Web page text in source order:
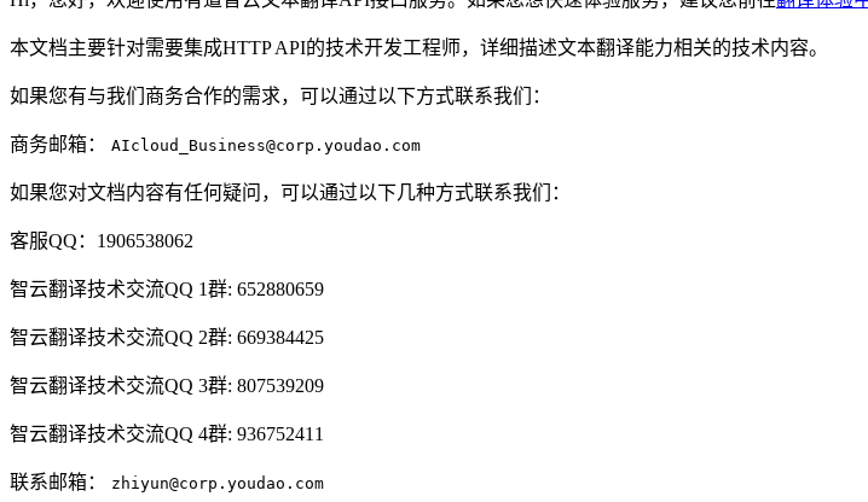
本文档主要针对需要集成HTTP API的技术开发工程师，详细描述文本翻译能力相关的技术内容。
如果您有与我们商务合作的需求，可以通过以下方式联系我们：
商务邮箱： AIcloud_Business@corp.youdao.com
如果您对文档内容有任何疑问，可以通过以下几种方式联系我们：
客服QQ：1906538062
智云翻译技术交流QQ 1群: 652880659
智云翻译技术交流QQ 2群: 669384425
智云翻译技术交流QQ 3群: 807539209
智云翻译技术交流QQ 4群: 936752411
联系邮箱： zhiyun@corp.youdao.com